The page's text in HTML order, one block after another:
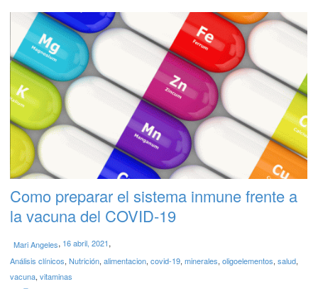
Como preparar el sistema inmune frente a
la vacuna del COVID-19
Mari Angeles, 16 abril, 2021,
Análisis clínicos, Nutrición, alimentacion, covid-19, minerales, oligoelementos, salud,
vacuna, vitaminas